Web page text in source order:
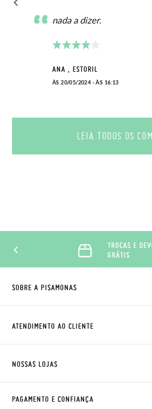
nada a dizer.
ANA , ESTORIL
ÀS 20/05/2024 - ÀS 16:13
LEIA TODOS OS
TROCAS E
GRÁTIS
SOBRE A PISAMONAS
AVISO LEGAL, PRIVACIDADE E COOKIES
ATENDIMENTO AO CLIENTE
HORÁRIO
NOSSAS LOJAS
PAGAMENTO E CONFIANÇA